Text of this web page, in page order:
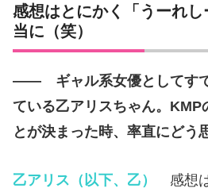
感想はとにかく「うーれ
当に（笑）
—— ギャル系女優としてすで
ている乙アリスちゃん。KMP
とが決まった時、率直にどう
乙アリス（以下、乙） 感想